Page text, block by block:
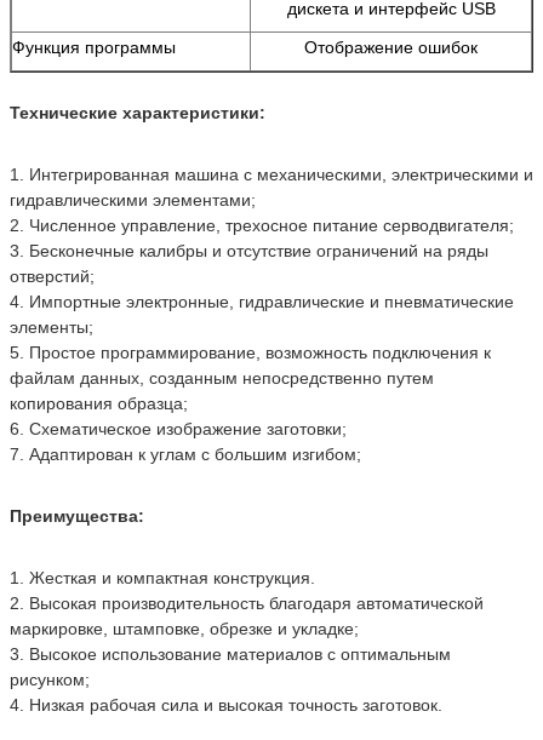
дискета и интерфейс USB
Функция программы
Отображение ошибок
Технические характеристики:
1. Интегрированная машина с механическими, электрическими и
гидравлическими элементами;
2. Численное управление, трехосное питание серводвигателя;
3. Бесконечные калибры и отсутствие ограничений на ряды
отверстий;
4. Импортные электронные, гидравлические и пневматические
элементы;
5. Простое программирование, возможность подключения к
файлам данных, созданным непосредственно путем
копирования образца;
6. Схематическое изображение заготовки;
7. Адаптирован к углам с большим изгибом;
Преимущества:
1. Жесткая и компактная конструкция.
2. Высокая производительность благодаря автоматической
маркировке, штамповке, обрезке и укладке;
3. Высокое использование материалов с оптимальным
рисунком;
4. Низкая рабочая сила и высокая точность заготовок.